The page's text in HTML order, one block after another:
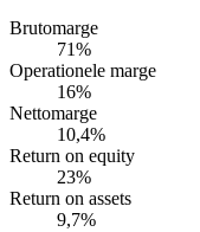
Brutomarge
71%
Operationele marge
16%
Nettomarge
10,4%
Return on equity
23%
Return on assets
9,7%